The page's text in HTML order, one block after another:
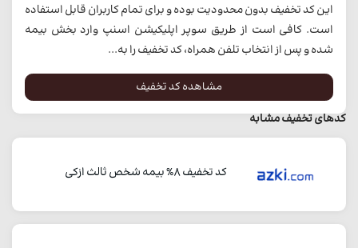
این کد تخفیف بدون محدودیت بوده و برای تمام کاربران قابل استفاده
است. کافی است از طریق سوپر اپلیکیشن اسنپ وارد بخش بیمه
شده و پس از انتخاب تلفن همراه، کد تخفیف را به...
مشاهده کد تخفیف
کدهای تخفیف مشابه
کد تخفیف 8% بیمه شخص ثالث ازکی